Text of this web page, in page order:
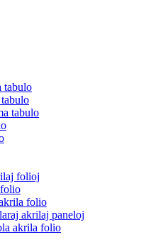
tabulo
tabulo
folioj
folio
akrilaj paneloj
akrila folio